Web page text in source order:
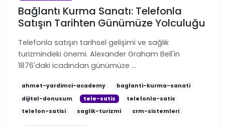
Bağlantı Kurma Sanatı: Telefonla
Satışın Tarihten Günümüze Yolculuğu
Telefonla satışın tarihsel gelişimi ve sağlık
turizmindeki önemi. Alexander Graham Bell'in
1876'daki icadından günümüze …
ahmet-yardimci-academy
baglanti-kurma-sanati
dijital-donusum
tele-satis
telefonla-satis
telefon-satisi
saglik-turizmi crm-sistemleri